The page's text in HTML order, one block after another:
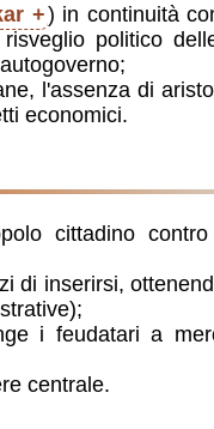
) in continuità
politico
l'assenza di
economici.
cittadino
di inserirsi,
i feudatari a
centrale.